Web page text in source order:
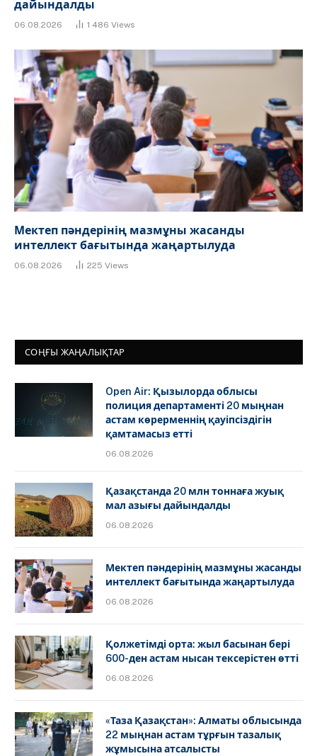
дайындалды
06.08.2026 1 486 Views
Мектеп пәндерінің мазмұны жасанды
интеллект бағытында жаңартылуда
06.08.2026 225 Views
СОҢҒЫ ЖАҢАЛЫҚТАР
Open Air: Қызылорда облысы
полиция департаменті 20 мыңнан
астам көрерменнің қауіпсіздігін
қамтамасыз етті
06.08.2026
Қазақстанда 20 млн тоннаға жуық
мал азығы дайындалды
06.08.2026
Мектеп пәндерінің мазмұны жасанды
интеллект бағытында жаңартылуда
06.08.2026
Қолжетімді орта: жыл басынан бері
600-ден астам нысан тексерістен өтті
06.08.2026
«Таза Қазақстан»: Алматы облысында
22 мыңнан астам тұрғын тазалық
жұмысына атсалысты